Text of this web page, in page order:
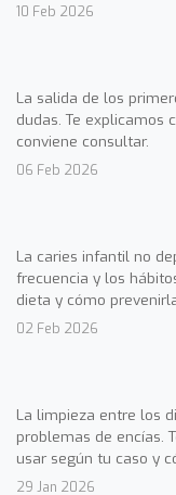
10 Feb 2026
La salida de los
dudas. Te explicamos
conviene consultar.
06 Feb 2026
La caries infantil no
frecuencia y los
dieta y cómo
02 Feb 2026
La limpieza entre los
problemas de encías.
usar según tu caso y
29 Jan 2026